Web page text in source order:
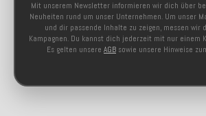
Mit unserem Newsletter informieren wir dich über
Neuheiten rund um unser Unternehmen. Um unser
und dir passende Inhalte zu zeigen, messen wir
Kampagnen. Du kannst dich jederzeit mit nur einem
Es gelten unsere AGB sowie unsere Hinweise